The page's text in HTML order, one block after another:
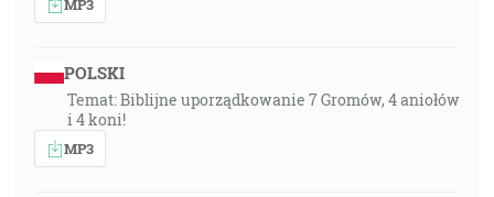
POLSKI
Temat: Biblijne uporządkowanie 7 Gromów, 4 aniołów
i 4 koni!
MP3